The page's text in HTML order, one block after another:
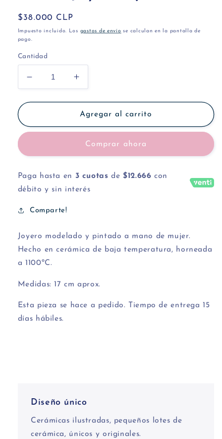
Precio
habitual
$38.000 CLP
Impuesto incluido. Los gastos de envío se calculan en la pantalla de
pago.
Cantidad
Reducir
cantidad
para
Joyero
Aumentar
cantidad
para
Platito
Joyero
Agregar al carrito
Comprar ahora
Paga hasta en 3 cuotas de$12.666 con
débito y sin interés
Comparte!
Joyero modelado y pintado a mano de mujer.
Hecho en cerámica de baja temperatura, horneada
a 1100ºC.
Medidas: 17 cm aprox.
Esta pieza se hace a pedido. Tiempo de entrega 15
días hábiles.
Diseño único
Cerámicas ilustradas, pequeños lotes de
cerámica, únicos y originales.